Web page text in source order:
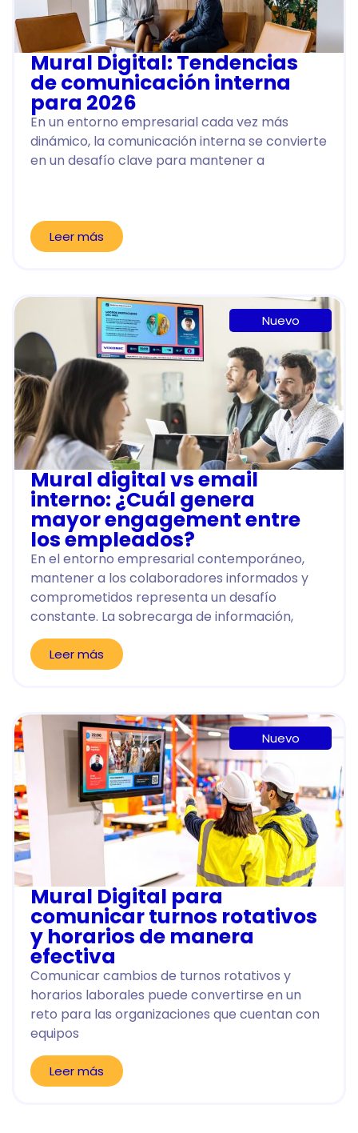
Mural Digital: Tendencias
de comunicación interna
para 2026
En un entorno empresarial cada vez más
dinámico, la comunicación interna se convierte
en un desafío clave para mantener a
Leer más
Nuevo
Mural digital vs email
interno: ¿Cuál genera
mayor engagement entre
los empleados?
En el entorno empresarial contemporáneo,
mantener a los colaboradores informados y
comprometidos representa un desafío
constante. La sobrecarga de información,
Leer más
Nuevo
Mural Digital para
comunicar turnos rotativos
y horarios de manera
efectiva
Comunicar cambios de turnos rotativos y
horarios laborales puede convertirse en un
reto para las organizaciones que cuentan con
equipos
Leer más